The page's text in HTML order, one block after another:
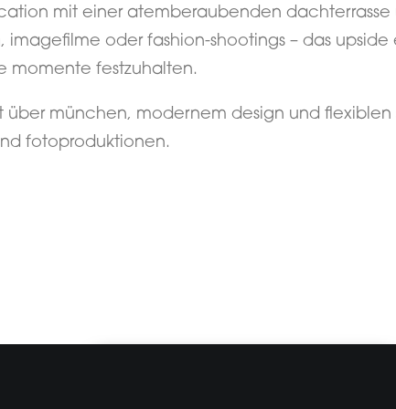
mit einer atemberaubenden
imagefilme oder fashion-shootings – das
momente festzuhalten.
über münchen, modernem design und
fotoproduktionen.